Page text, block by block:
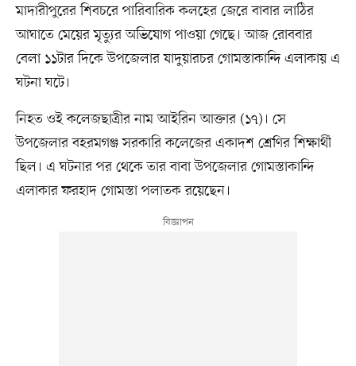
মাদারীপুরের শিবচরে পারিবারিক কলহের জেরে বাবার লাঠির
আঘাতে মেয়ের মৃত্যুর অভিযোগ পাওয়া গেছে। আজ রোববার
বেলা ১১টার দিকে উপজেলার যাদুয়ারচর গোমস্তাকান্দি এলাকায় এ
ঘটনা ঘটে।
নিহত ওই কলেজছাত্রীর নাম আইরিন আক্তার (১৭)। সে
উপজেলার বহরমগঞ্জ সরকারি কলেজের একাদশ শ্রেণির শিক্ষার্থী
ছিল। এ ঘটনার পর থেকে তার বাবা উপজেলার গোমস্তাকান্দি
এলাকার ফরহাদ গোমস্তা পলাতক রয়েছেন।